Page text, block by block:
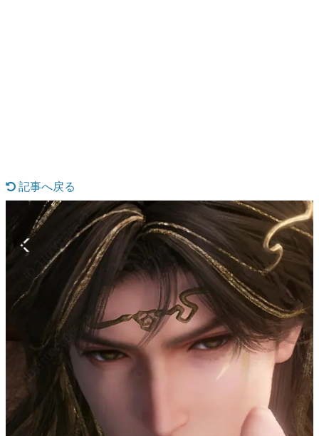
なんでゲームは面白い？
ゲーム開発者・hamatsu氏がゲームの魅力を画面や操作の
具体的な形から解き明かしていく、硬派で骨太な評論連載
です。
ゲームが変えた日本語
「経験値」「裏技」「ラスボス」… ゲームにまつわる言葉
の起源や用法の変遷を、コンピューター文化史研究家・タ
イニーP氏が徹底調査。
カテゴリ
特集記事
女性向け
記事へ戻る